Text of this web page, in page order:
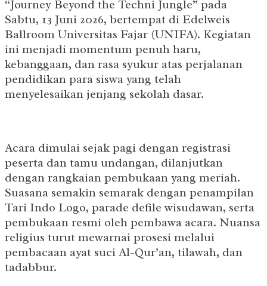
“Journey Beyond the Techni Jungle” pada
Sabtu, 13 Juni 2026, bertempat di Edelweis
Ballroom Universitas Fajar (UNIFA). Kegiatan
ini menjadi momentum penuh haru,
kebanggaan, dan rasa syukur atas perjalanan
pendidikan para siswa yang telah
menyelesaikan jenjang sekolah dasar.
Acara dimulai sejak pagi dengan registrasi
peserta dan tamu undangan, dilanjutkan
dengan rangkaian pembukaan yang meriah.
Suasana semakin semarak dengan penampilan
Tari Indo Logo, parade defile wisudawan, serta
pembukaan resmi oleh pembawa acara. Nuansa
religius turut mewarnai prosesi melalui
pembacaan ayat suci Al-Qur’an, tilawah, dan
tadabbur.